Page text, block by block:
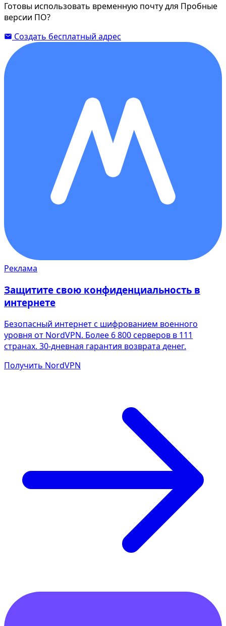
Готовы использовать временную почту для Пробные
версии ПО?
Создать бесплатный адрес
Реклама
Защитите свою конфиденциальность в
интернете
Безопасный интернет с шифрованием военного
уровня от NordVPN. Более 6 800 серверов в 111
странах. 30-дневная гарантия возврата денег.
Получить NordVPN